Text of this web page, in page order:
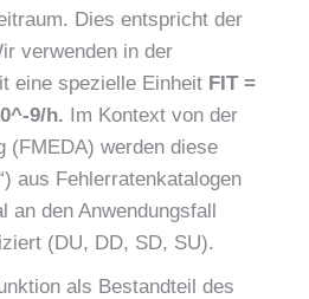
Dies entspricht der
verwenden in der
eine spezielle Einheit FIT =
9/h. Im Kontext von der
(FMEDA) werden diese
aus Fehlerratenkatalogen
an den Anwendungsfall
(DU, DD, SD, SU).
als Bestandteil des